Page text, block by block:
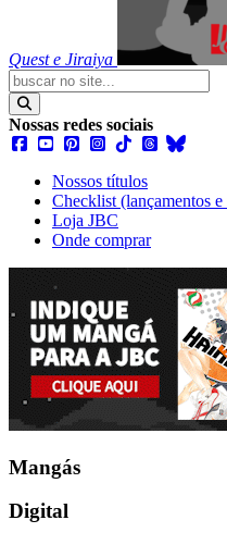
Quest e Jiraiya
Nossas redes sociais
Nossos títulos
Checklist (lançamentos e
Loja JBC
Onde comprar
Mangás
Digital